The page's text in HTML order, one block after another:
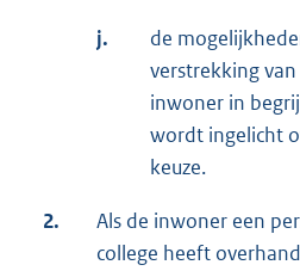
j.
de
verstrekking
inwoner in
wordt ingelicht
keuze.
2.
Als de inwoner een
college heeft